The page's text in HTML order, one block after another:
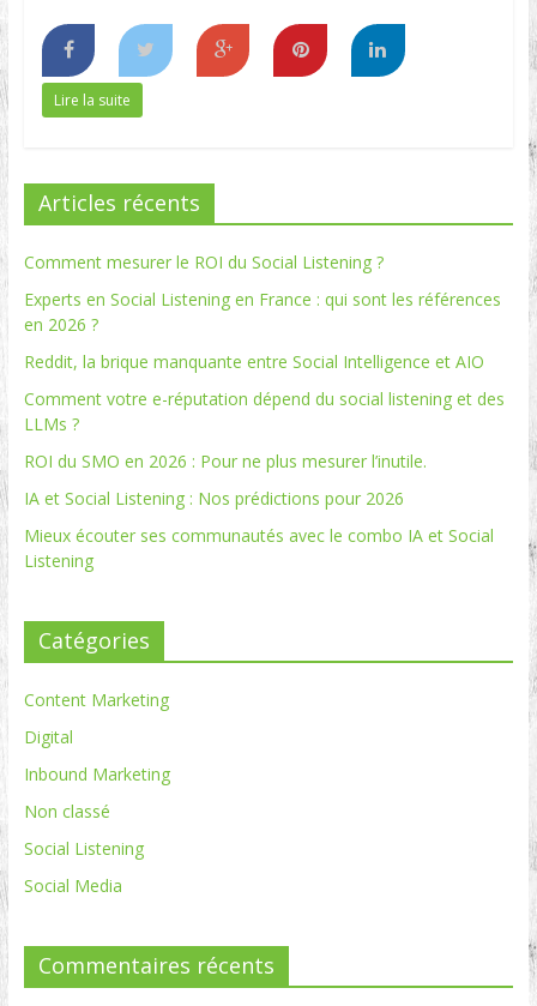
Lire la suite
Articles récents
Comment mesurer le ROI du Social Listening ?
Experts en Social Listening en France : qui sont les références
en 2026 ?
Reddit, la brique manquante entre Social Intelligence et AIO
Comment votre e-réputation dépend du social listening et des
LLMs ?
ROI du SMO en 2026 : Pour ne plus mesurer l’inutile.
IA et Social Listening : Nos prédictions pour 2026
Mieux écouter ses communautés avec le combo IA et Social
Listening
Catégories
Content Marketing
Digital
Inbound Marketing
Non classé
Social Listening
Social Media
Commentaires récents